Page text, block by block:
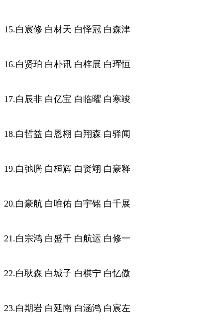
15.白宸修 白材天 白怿冠 白森津
16.白贤珀 白朴讯 白梓展 白珲恒
17.白辰非 白亿宝 白临曜 白寒竣
18.白哲益 白恩栩 白翔森 白驿闻
19.白弛腾 白桓辉 白贤翊 白豪释
20.白豪航 白唯佑 白宇铭 白千展
21.白宗鸿 白盛千 白航运 白修一
22.白耿森 白城子 白棋宁 白忆傲
23.白期岩 白延南 白涵鸿 白宸左